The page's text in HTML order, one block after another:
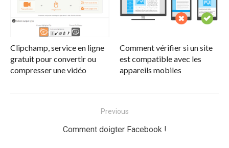
Clipchamp, service en ligne
gratuit pour convertir ou
compresser une vidéo
Comment vérifier si un site
est compatible avec les
appareils mobiles
Previous
Previous
Comment doigter Facebook !